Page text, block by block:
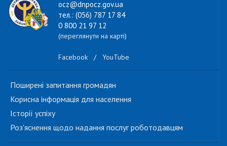
ocz@dnpocz.gov.ua
тел.: (056) 787 17 84
0 800 21 97 12
(переглянути на карті)
Facebook / YouTube
Поширені запитання громадян
Корисна інформація для населення
Історії успіху
Роз'яснення щодо надання послуг роботодавцям